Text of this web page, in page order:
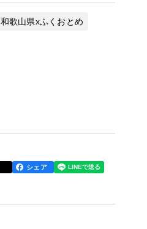
和歌山県xふくおとめ
シェア